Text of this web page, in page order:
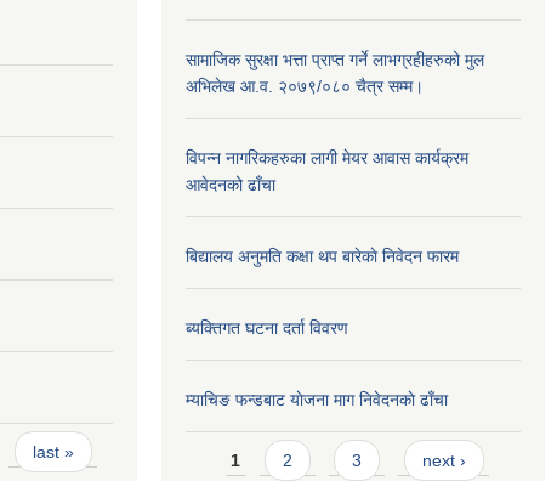
last »
सामाजिक सुरक्षा भत्ता प्राप्त गर्ने लाभग्रहीहरुको मुल
अभिलेख आ.व. २०७९/०८० चैत्र सम्म।
विपन्न नागरिकहरुका लागी मेयर आवास कार्यक्रम
आवेदनको ढाँचा
बिद्यालय अनुमति कक्षा थप बारेकाे निवेदन फारम
ब्यक्तिगत घटना दर्ता विवरण
म्याचिङ फन्डबाट याेजना माग निवेदनकाे ढाँचा
Pages
1 2 3 next ›